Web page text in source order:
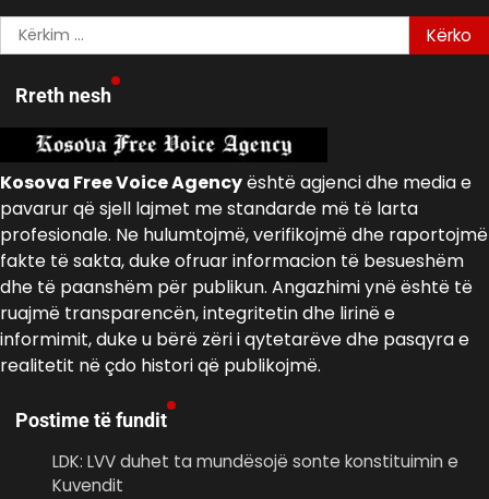
Kërko
për:
Rreth nesh
Kosova Free Voice Agencyështë agjenci dhe media e
pavarur që sjell lajmet me standarde më të larta
profesionale. Ne hulumtojmë, verifikojmë dhe raportojmë
fakte të sakta, duke ofruar informacion të besueshëm
dhe të paanshëm për publikun. Angazhimi ynë është të
ruajmë transparencën, integritetin dhe lirinë e
informimit, duke u bërë zëri i qytetarëve dhe pasqyra e
realitetit në çdo histori që publikojmë.
Postime të fundit
LDK: LVV duhet ta mundësojë sonte konstituimin e
Kuvendit